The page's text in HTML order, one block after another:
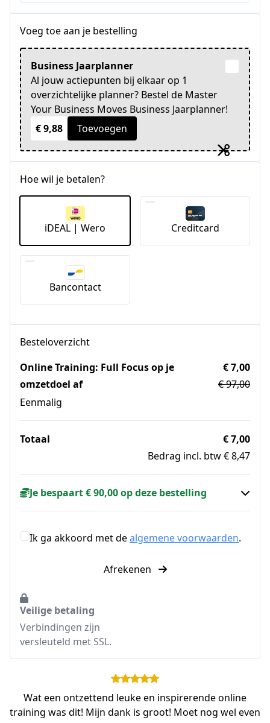
Voeg toe aan je bestelling
Business Jaarplanner
Al jouw actiepunten bij elkaar op 1
overzichtelijke planner? Bestel de Master
Your Business Moves Business Jaarplanner!
€ 9,88
Toevoegen
Hoe wil je betalen?
iDEAL | Wero Creditcard
Bancontact
Besteloverzicht
Online Training: Full Focus op je
omzetdoel af
Eenmalig
€ 7,00
€ 97,00
Totaal
€ 7,00
Bedrag incl. btw € 8,47
Je bespaart € 90,00 op deze bestelling
Ik ga akkoord met dealgemene voorwaarden.
Afrekenen
Veilige betaling
Verbindingen zijn
versleuteld met SSL.
Wat een ontzettend leuke en inspirerende online
training was dit! Mijn dank is groot! Moet nog wel even